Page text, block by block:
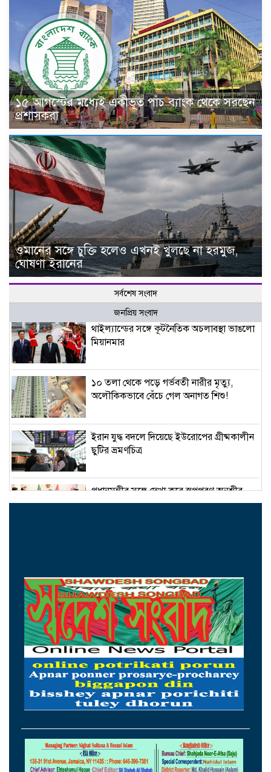
১৫ আগস্টের মধ্যেই একীভূত পাঁচ ব্যাংক থেকে সরছেন
প্রশাসকরা
ওমানের সঙ্গে চুক্তি হলেও এখনই খুলছে না হরমুজ,
ঘোষণা ইরানের
সর্বশেষ সংবাদ
জনপ্রিয় সংবাদ
থাইল্যান্ডের সঙ্গে কূটনৈতিক অচলাবস্থা ভাঙলো
মিয়ানমার
১০ তলা থেকে পড়ে গর্ভবতী নারীর মৃত্যু,
অলৌকিকভাবে বেঁচে গেল অনাগত শিশু!
ইরান যুদ্ধ বদলে দিয়েছে ইউরোপের গ্রীষ্মকালীন
ছুটির ভ্রমণচিত্র
প্রধানমন্ত্রীর সঙ্গে দেখা করে স্বপ্নপূরণ অনুশ্রীর,
মিলল হারমোনিয়াম উপহার
ওমানের সঙ্গে চুক্তি হলেও এখনই খুলছে না
হরমুজ, ঘোষণা ইরানের
আগস্টের প্রথম ৫ দিনে রেমিট্যান্স এলো ৬০
কোটি ২০ লাখ ডলার
থাইল্যান্ডের সঙ্গে কূটনৈতিক অচলাবস্থা ভাঙলো
সচিবালয়ে জনপ্রশাসন বিষয়ক উপদেষ্টা,